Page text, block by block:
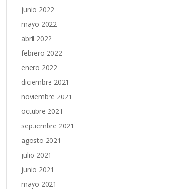
junio 2022
mayo 2022
abril 2022
febrero 2022
enero 2022
diciembre 2021
noviembre 2021
octubre 2021
septiembre 2021
agosto 2021
julio 2021
junio 2021
mayo 2021